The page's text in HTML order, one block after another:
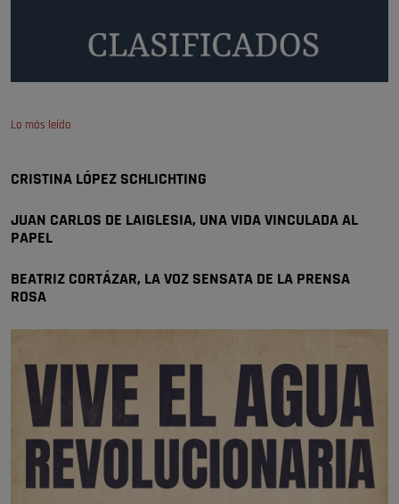
A ver si llega alguno que de verdad le importe la seguridad de Pozuelo
Pozuelo de Alarcón
Pozuelo de Alarcón
Lo más leído
CRISTINA LÓPEZ SCHLICHTING
JUAN CARLOS DE LAIGLESIA, UNA VIDA VINCULADA AL
PAPEL
BEATRIZ CORTÁZAR, LA VOZ SENSATA DE LA PRENSA
ROSA